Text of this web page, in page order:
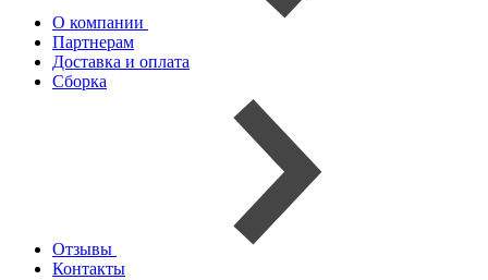
О компании
Партнерам
Доставка и оплата
Сборка
Отзывы
Контакты